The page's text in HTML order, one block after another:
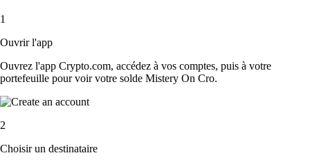
1
Ouvrir l'app
Ouvrez l'app Crypto.com, accédez à vos comptes, puis à votre
portefeuille pour voir votre solde Mistery On Cro.
2
Choisir un destinataire